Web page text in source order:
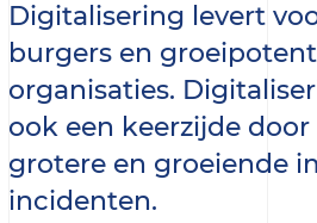
Digitalisering levert
burgers en
organisaties.
ook een keerzijde door
grotere en groeiende
incidenten.